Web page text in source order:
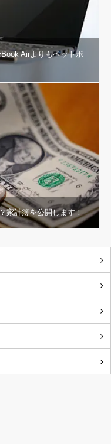
Airよりもペットボ
家計簿を公開します！